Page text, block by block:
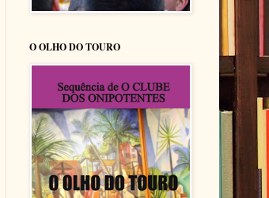
O OLHO DO TOURO